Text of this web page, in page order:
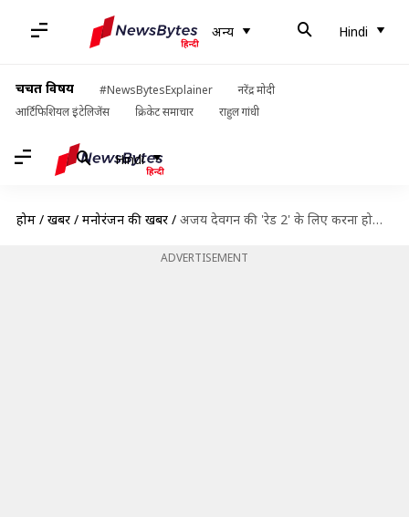
अन्य Hindi
चर्चित विषय #NewsBytesExplainer
नरेंद्र मोदी
आर्टिफिशियल इंटेलिजेंस
क्रिकेट समाचार राहुल गांधी
Hindi
होम / खबरें / मनोरंजन की खबरें / अजय देवगन की 'रेड 2' के लिए करना होगा लंबा इंतजार, अब कब रिलीज होगी फिल्म?
ADVERTISEMENT